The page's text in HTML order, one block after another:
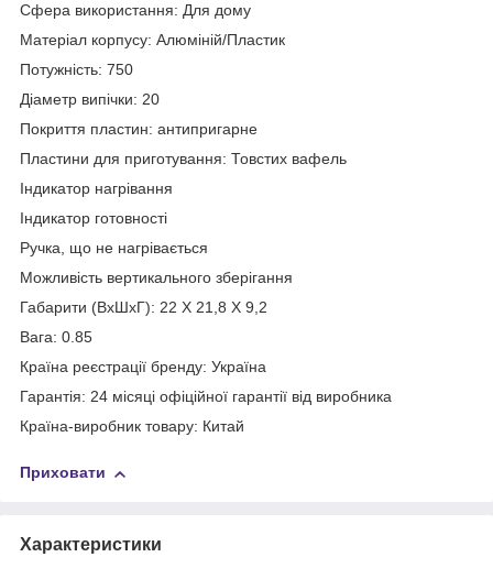
Сфера використання: Для дому
Матеріал корпусу: Алюміній/Пластик
Потужність: 750
Діаметр випічки: 20
Покриття пластин: антипригарне
Пластини для приготування: Товстих вафель
Індикатор нагрівання
Індикатор готовності
Ручка, що не нагрівається
Можливість вертикального зберігання
Габарити (ВхШхГ): 22 X 21,8 X 9,2
Вага: 0.85
Країна реєстрації бренду: Україна
Гарантія: 24 місяці офіційної гарантії від виробника
Країна-виробник товару: Китай
Приховати
Характеристики